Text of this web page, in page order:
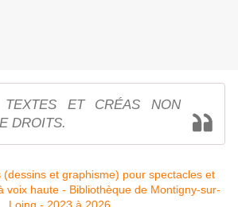
TEXTES ET CRÉAS NON
DROITS.